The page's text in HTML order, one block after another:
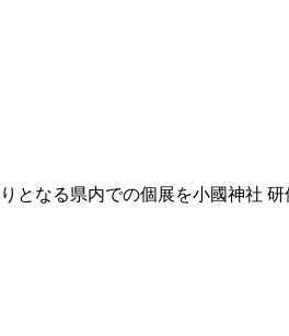
となる県内での個展を小國神社 研